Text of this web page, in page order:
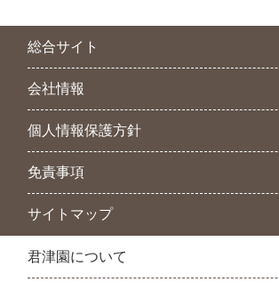
総合サイト
会社情報
個人情報保護方針
免責事項
サイトマップ
君津園について